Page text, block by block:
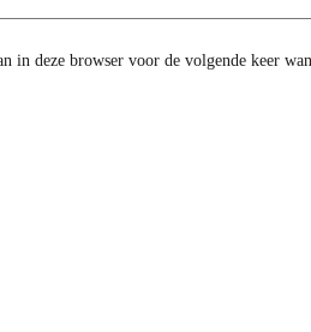
in deze browser voor de volgende keer